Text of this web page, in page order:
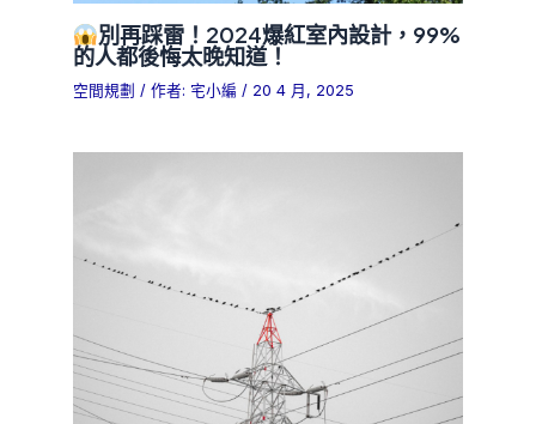
別再踩雷！2024爆紅室內設計，99%
的人都後悔太晚知道！
空間規劃 / 作者: 宅小編/ 20 4 月, 2025